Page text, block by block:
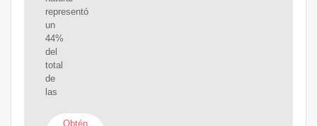
representó
un
44%
del
total
de
las
Obtén